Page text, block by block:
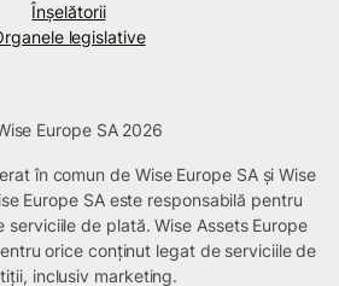
Înșelătorii
legislative
Europe SA 2026
în comun de Wise Europe SA și Wise
Europe SA este responsabilă pentru
de plată. Wise Assets Europe
orice conținut legat de serviciile de
inclusiv marketing.